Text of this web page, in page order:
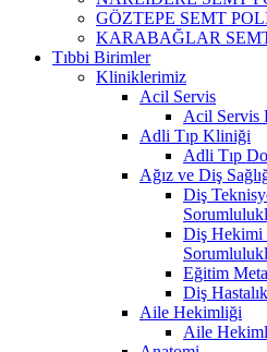
GÖZTEPE SEMT
KARABAĞLAR
Tıbbi Birimler
Kliniklerimiz
Acil Servis
Acil Servis
Adli Tıp Kliniği
Adli Tıp
Ağız ve Diş
Diş
Diş Hekimi
Eğitim
Diş
Aile Hekimliği
Aile